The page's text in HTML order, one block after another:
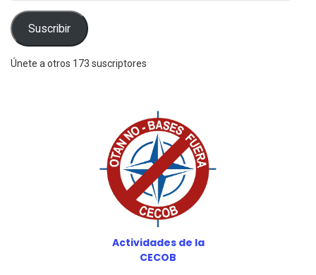
electrónico
Suscribir
Únete a otros 173 suscriptores
Actividades de la
CECOB